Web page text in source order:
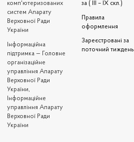
комп'ютеризованих
систем Апарату
Верховної Ради
України
Iнформаційна
підтримка — Головне
організаційне
управління Апарату
Верховної Ради
України,
Інформаційне
управління Апарату
Верховної Ради
України
за ( III – IX скл.)
Правила
оформлення
Зареєстровані за
поточний тиждень